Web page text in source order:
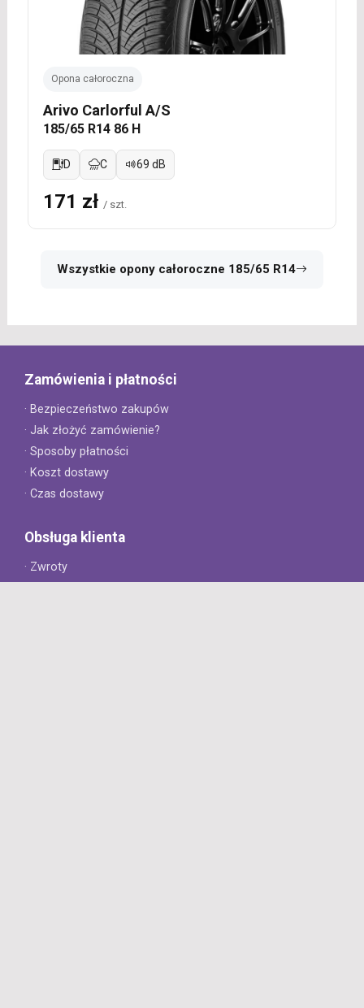
Opona całoroczna
Arivo Carlorful A/S
185/65 R14 86 H
D C 69 dB
171 zł / szt.
Wszystkie opony całoroczne 185/65 R14
Zamówienia i płatności
· Bezpieczeństwo zakupów
· Jak złożyć zamówienie?
· Sposoby płatności
· Koszt dostawy
· Czas dostawy
Obsługa klienta
· Zwroty